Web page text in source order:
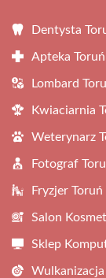
Dentysta
Apteka Toruń
Lombard
Kwiaciarnia
Weterynarz
Fotograf
Fryzjer Toruń
Salon
Sklep
Wulkanizacja